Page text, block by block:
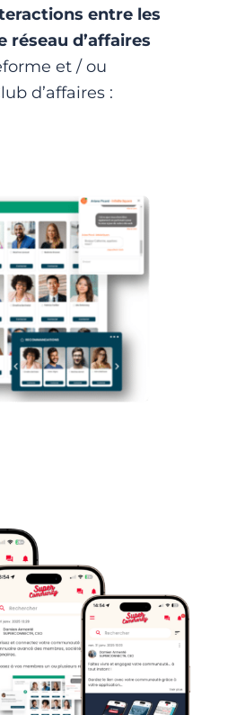
entre les
réseau d’affaires
et / ou
d’affaires :